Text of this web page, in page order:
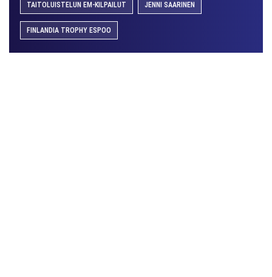
TAITOLUISTELUN EM-KILPAILUT JENNI SAARINEN
FINLANDIA TROPHY ESPOO